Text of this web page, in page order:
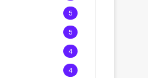
5
5
4
4